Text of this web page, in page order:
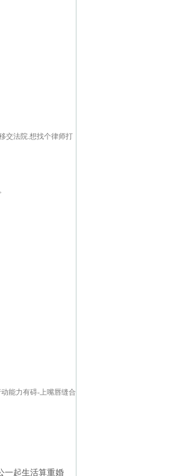
交法院.想找个律师打
能力有碍-上嘴唇缝合
一起生活算重婚